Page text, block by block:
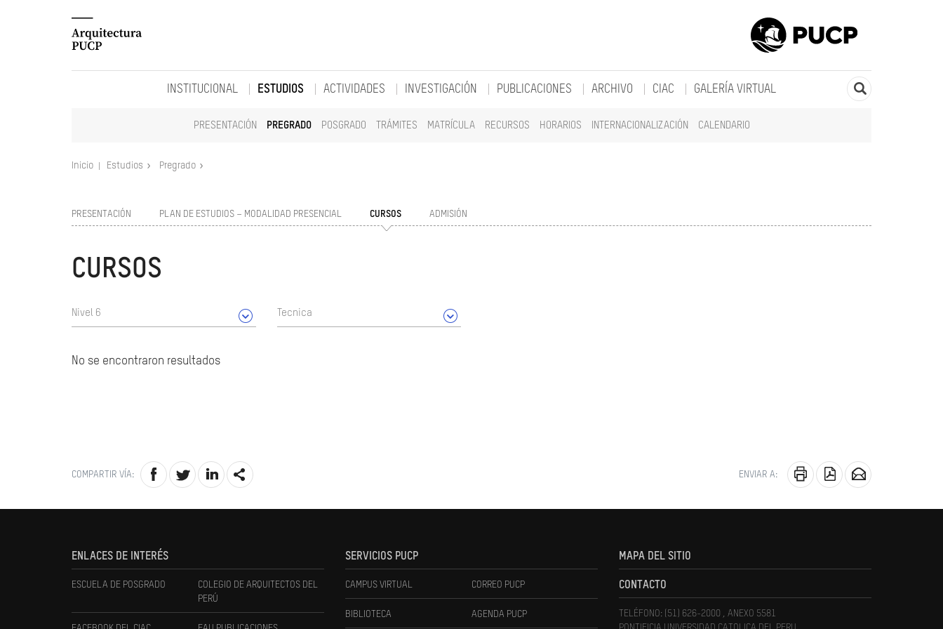
INSTITUCIONAL ESTUDIOS
PRESENTACIÓN PREGRADO POSGRADO TRÁMITES MATRÍCULA RECURSOS HORARIOS INTERNACIONALIZACIÓN CALENDARIO
ACTIVIDADES INVESTIGACIÓN PUBLICACIONES ARCHIVO CIAC GALERÍA VIRTUAL
Inicio Estudios Pregrado
PRESENTACIÓN PLAN DE ESTUDIOS – MODALIDAD PRESENCIAL CURSOS ADMISIÓN
CURSOS
Nivel 6 Tecnica
No se encontraron resultados
COMPARTIR VÍA: ENVIAR A:
ENLACES DE INTERÉS
ESCUELA DE POSGRADO
COLEGIO DE ARQUITECTOS DEL
PERÚ
SERVICIOS PUCP
CAMPUS VIRTUAL CORREO PUCP
BIBLIOTECA AGENDA PUCP
MAPA DEL SITIO
CONTACTO
TELÉFONO: (51) 626-2000 , ANEXO 5581